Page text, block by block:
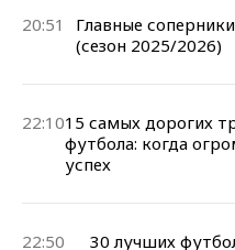
20:51
Главные
(сезон 2025/2026)
22:1015 самых дорогих
футбола: когда
успех
22:50 30 лучших